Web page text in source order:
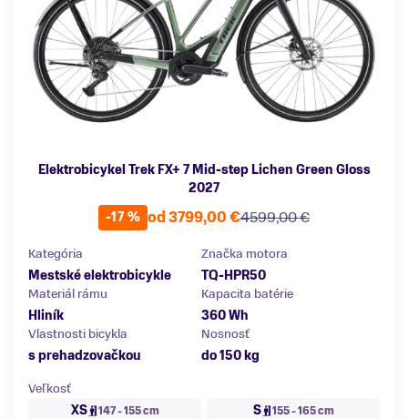
Elektrobicykel Trek FX+ 7 Mid-step Lichen Green Gloss
2027
-17 %
4599,00 €
od 3799,00 €
Kategória
Mestské elektrobicykle
Značka motora
TQ-HPR50
Materiál rámu
Hliník
Kapacita batérie
360 Wh
Vlastnosti bicykla
s prehadzovačkou
Nosnosť
do 150 kg
Veľkosť
XS
147 - 155 cm S 155 - 165 cm